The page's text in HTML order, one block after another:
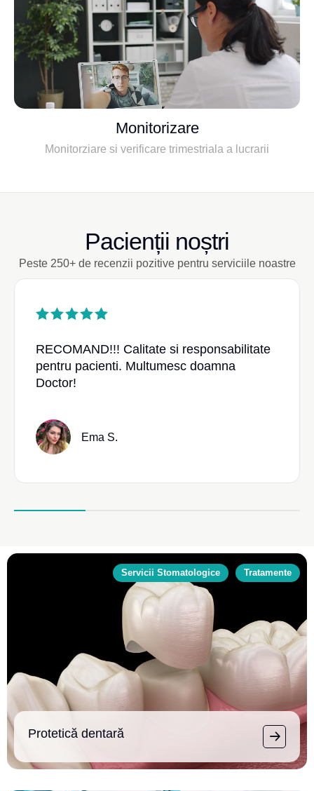
Monitorizare
Monitorziare si verificare trimestriala a lucrarii
Pacienții noștri
Peste 250+ de recenzii pozitive pentru serviciile noastre
RECOMAND!!! Calitate si responsabilitate
pentru pacienti. Multumesc doamna
Doctor!
Ema S.
Servicii Stomatologice Tratamente
Protetică dentară